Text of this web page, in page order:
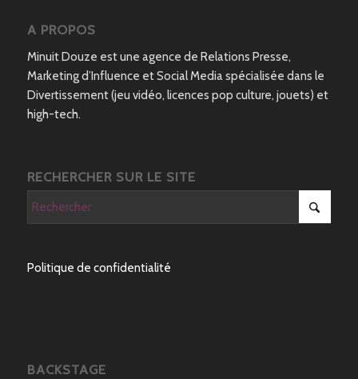
A PROPOS
Minuit Douze est une agence de Relations Presse,
Marketing d’Influence et Social Media spécialisée dans le
Divertissement (jeu vidéo, licences pop culture, jouets) et
high-tech.
RECHERCHER SUR LE SITE
Politique de confidentialité
BACKSTAGE